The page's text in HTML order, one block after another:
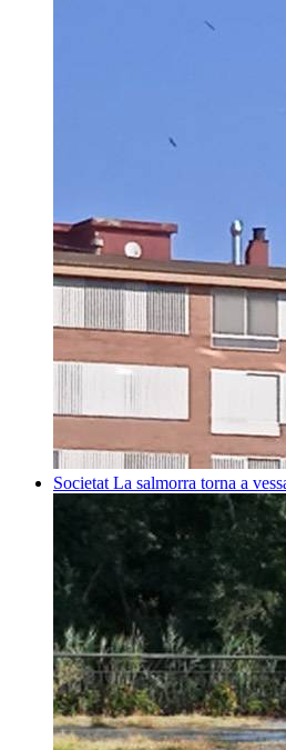
Societat La salmorra torna a